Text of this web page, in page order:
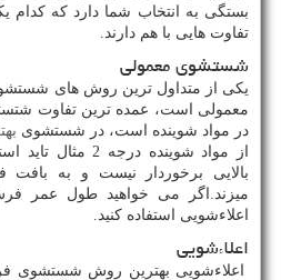
بستگی به انتخاب شما دارد که کدام
تفاوت هایی با هم دارند.
شستشوی معمولی
یکی از متداول ترین روش های
معمولی است، عمده ترین تفاوت
در مواد شوینده است، در شستشوی
از مواد شوینده
بالایی برخوردار نیست و به
میزند.اگر می خواهید طول عمر
اعلاءشویی استفاده کنید.
اعلاءشویی
اعلاءشویی بهترین روش شستشوی